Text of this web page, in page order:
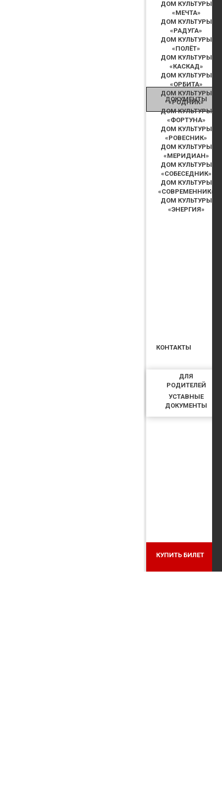
ДОМ КУЛЬТУРЫ
«МЕЧТА»
ДОМ КУЛЬТУРЫ
«РАДУГА»
ДОМ КУЛЬТУРЫ
«ПОЛЁТ»
ДОМ КУЛЬТУРЫ
«КАСКАД»
ДОМ КУЛЬТУРЫ
«ОРБИТА»
ДОМ КУЛЬТУРЫ
«РОДНИК»
ДОМ КУЛЬТУРЫ
«ФОРТУНА»
ДОМ КУЛЬТУРЫ
«РОВЕСНИК»
ДОМ КУЛЬТУРЫ
«МЕРИДИАН»
ДОМ КУЛЬТУРЫ
«СОБЕСЕДНИК»
ДОМ КУЛЬТУРЫ
«СОВРЕМЕННИК»
ДОМ КУЛЬТУРЫ
«ЭНЕРГИЯ»
ДОКУМЕНТЫ
ДЛЯ
РОДИТЕЛЕЙ
УСТАВНЫЕ
ДОКУМЕНТЫ
КОНТАКТЫ
КУПИТЬ БИЛЕТ